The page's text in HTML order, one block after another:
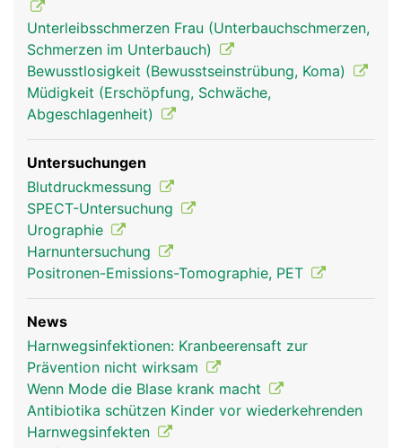
Unterleibsschmerzen Frau (Unterbauchschmerzen,
Schmerzen im Unterbauch)
Bewusstlosigkeit (Bewusstseinstrübung, Koma)
Müdigkeit (Erschöpfung, Schwäche,
Abgeschlagenheit)
Untersuchungen
Blutdruckmessung
SPECT-Untersuchung
Urographie
Harnuntersuchung
Positronen-Emissions-Tomographie, PET
News
Harnwegsinfektionen: Kranbeerensaft zur
Prävention nicht wirksam
Wenn Mode die Blase krank macht
Antibiotika schützen Kinder vor wiederkehrenden
Harnwegsinfekten